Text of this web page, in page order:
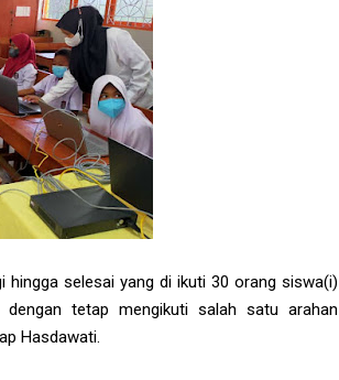
hingga selesai yang di ikuti 30 orang siswa(i)
tetap mengikuti salah satu arahan
Hasdawati.